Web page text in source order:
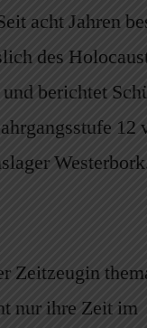
acht Jahren
des
berichtet
Zeitzeugin
nur ihre Zeit im